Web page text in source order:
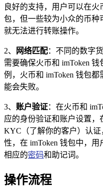
良好的支持，用户可以在火
包，但一些较为小众的币种
就无法进行转账操作。
2、 网络匹配：不同的数字
需要确保火币和 imToken
例，火币和 imToken 钱包
能会失败。
3、 账户验证：在火币和
应的身份验证和账户设置
KYC（了解你的客户）认
性，在 imToken 钱包中，
相应的密码和助记词。
操作流程